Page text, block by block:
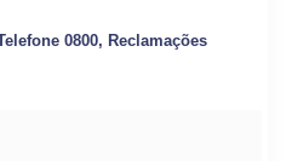
0800, Reclamações